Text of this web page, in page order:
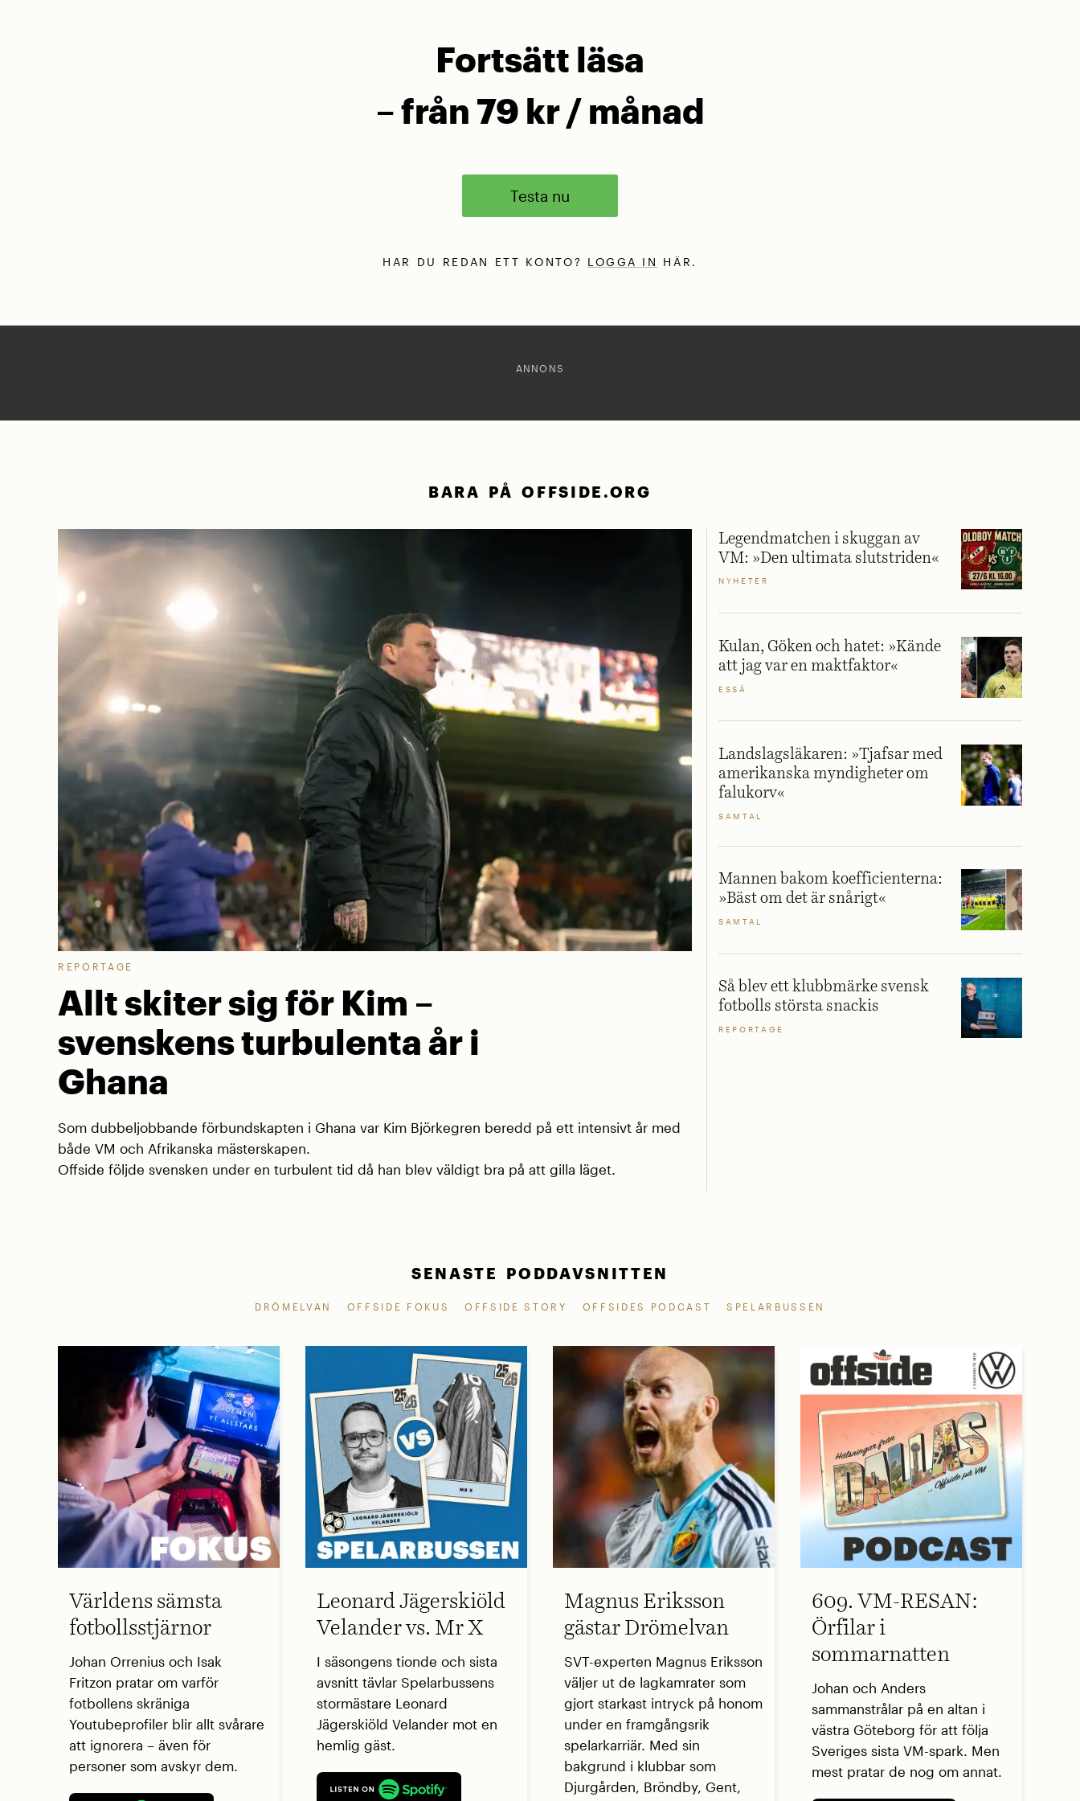
Fortsätt läsa
– från 79 kr / månad
Testa nu
HAR DU REDAN ETT KONTO? LOGGA IN HÄR.
ANNONS
BARA PÅ OFFSIDE.ORG
REPORTAGE
Allt skiter sig för Kim –
svenskens turbulenta år i
Ghana
Som dubbeljobbande förbundskapten i Ghana var Kim Björkegren beredd på ett intensivt år med
både VM och Afrikanska mästerskapen.
Offside följde svensken under en turbulent tid då han blev väldigt bra på att gilla läget.
Legendmatchen i skuggan av
VM: »Den ultimata slutstriden«
NYHETER
Kulan, Göken och hatet: »Kände
att jag var en maktfaktor«
ESSÄ
Landslagsläkaren: »Tjafsar med
amerikanska myndigheter om
falukorv«
SAMTAL
Mannen bakom koefficienterna:
»Bäst om det är snårigt«
SAMTAL
Så blev ett klubbmärke svensk
fotbolls största snackis
REPORTAGE
SENASTE PODDAVSNITTEN
DRÖMELVAN OFFSIDE FOKUS OFFSIDE STORY OFFSIDES PODCAST SPELARBUSSEN
Världens sämsta
fotbollsstjärnor
Johan Orrenius och Isak
Fritzon pratar om varför
fotbollens skräniga
Youtubeprofiler blir allt svårare
att ignorera – även för
personer som avskyr dem.
Leonard Jägerskiöld
Velander vs. Mr X
I säsongens tionde och sista
avsnitt tävlar Spelarbussens
stormästare Leonard
Jägerskiöld Velander mot en
hemlig gäst.
Magnus Eriksson
gästar Drömelvan
SVT-experten Magnus Eriksson
väljer ut de lagkamrater som
gjort starkast intryck på honom
under en framgångsrik
spelarkarriär. Med sin
bakgrund i klubbar som
Djurgården, Bröndby, Gent,
609. VM-RESAN:
Örfilar i
sommarnatten
Johan och Anders
sammanstrålar på en altan i
västra Göteborg för att följa
Sveriges sista VM-spark. Men
mest pratar de nog om annat.